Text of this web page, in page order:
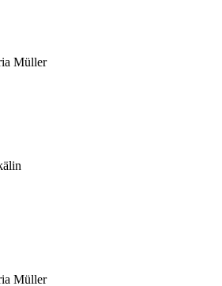
Müller
Müller